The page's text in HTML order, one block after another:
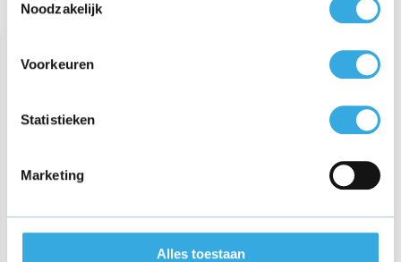
Noodzakelijk
Voorkeuren
Statistieken
Marketing
Alles toestaan
Recent bekeken
Lijnlasers